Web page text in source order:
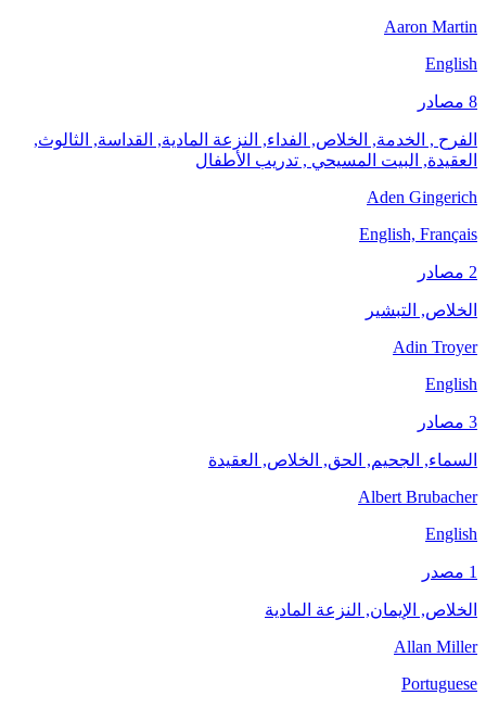
Aaron Martin
English
8 مصادر
الفرح , الخدمة, الخلاص, الفداء, النزعة المادية, القداسة, الثالوث,
العقيدة, البيت المسيحي , تدريب الأطفال
Aden Gingerich
English, Français
2 مصادر
الخلاص, التبشير
Adin Troyer
English
3 مصادر
السماء, الجحيم, الحق, الخلاص, العقيدة
Albert Brubacher
English
1 مصدر
الخلاص, الإيمان, النزعة المادية
Allan Miller
Portuguese